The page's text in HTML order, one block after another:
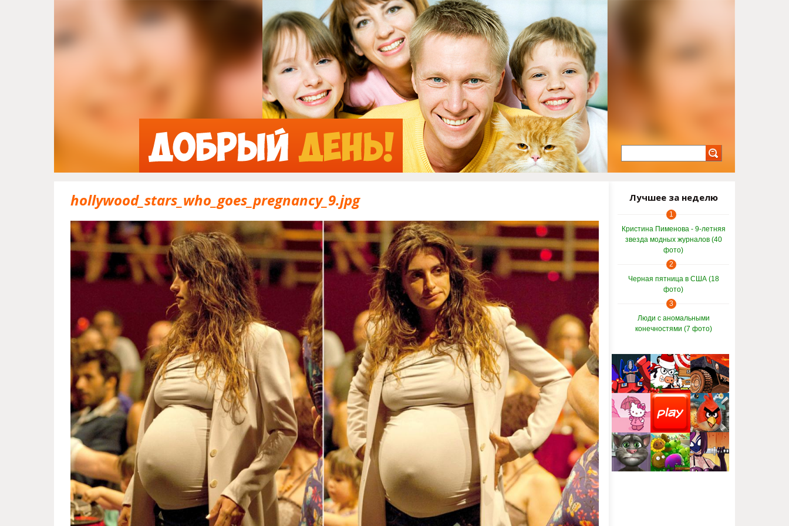
Jump to Navigation
hollywood_stars_who_goes_pregnancy_9.jpg Лучшее за неделю
1
Кристина Пименова - 9-летняя
звезда модных журналов (40
фото)
2
Черная пятница в США (18
фото)
3
Люди с аномальными
конечностями (7 фото)